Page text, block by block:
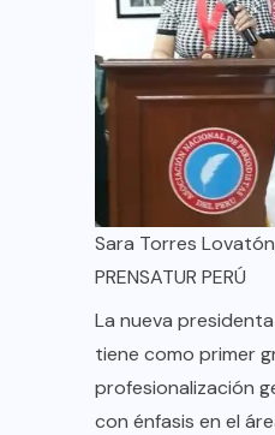
Sara Torres
PRENSATUR PERÚ
La nueva presidenta
tiene como primer
profesionalización
con énfasis en el